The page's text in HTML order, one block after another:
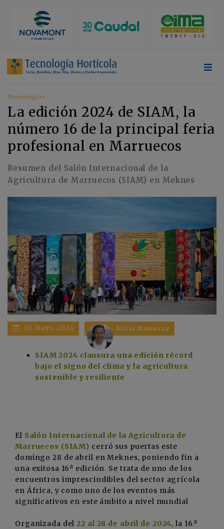
Tecnologías
La edición 2024 de SIAM, la
número 16 de la principal feria
profesional en Marruecos
Resumen del Salón Internacional de la
Agricultura de Marruecos (SIAM) en Meknes
01 Mayo, 2024 Alicia Namesny
SIAM 2024 clausura una edición récord
bajo el signo del clima y la agricultura
sostenible y resiliente
El Salón Internacional de la Agricultura de
Marruecos (SIAM) cerró sus puertas este
domingo 28 de abril en Meknes, poniendo fin a
una exitosa 16ª edición. Se trata de uno de los
encuentros imprescindibles del sector agrícola
en África, y como uno de los eventos más
significativos en este ámbito a nivel mundial
Organizada del 22 al 28 de abril de 2024, la 16.ª